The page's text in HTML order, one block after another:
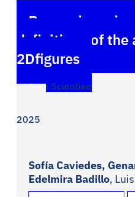
Preservice
definitions of the
2Dfigures
Acta Scientiae
2025
Sofía Caviedes,
Edelmira Badillo,